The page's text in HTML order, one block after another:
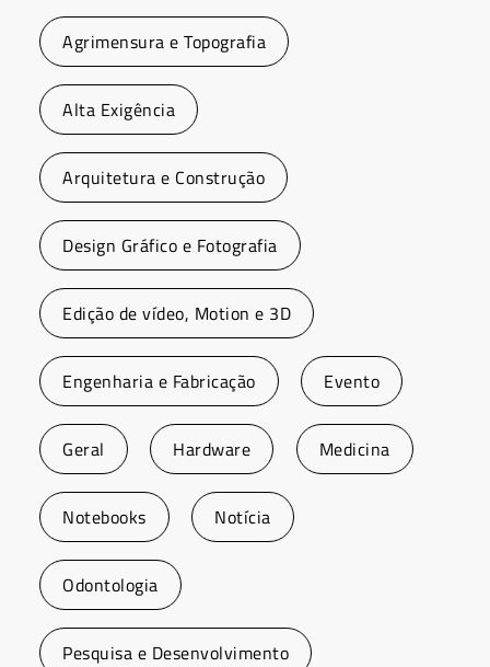
Agrimensura e Topografia
Alta Exigência
Arquitetura e Construção
Design Gráfico e Fotografia
Edição de vídeo, Motion e 3D
Engenharia e Fabricação Evento
Geral Hardware Medicina
Notebooks Notícia
Odontologia
Pesquisa e Desenvolvimento